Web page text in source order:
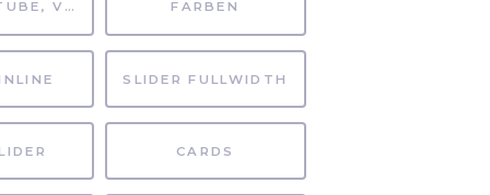
MP4, YOUTUBE, VIMEO FARBEN
SLIDER FULLWIDTH
CARDS